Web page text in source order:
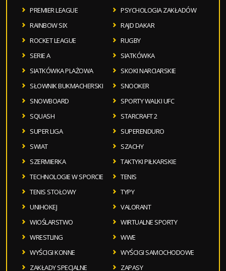
PREMIER LEAGUE
PSYCHOLOGIA ZAKŁADÓW
RAINBOW SIX
RAJD DAKAR
ROCKET LEAGUE
RUGBY
SERIE A
SIATKÓWKA
SIATKÓWKA PLAŻOWA
SKOKI NARCIARSKIE
SŁOWNIK BUKMACHERSKI
SNOOKER
SNOWBOARD
SPORTY WALKI UFC
SQUASH
STARCRAFT 2
SUPER LIGA
SUPERENDURO
SWIAT
SZACHY
SZERMIERKA
TAKTYKI PIŁKARSKIE
TECHNOLOGIE W SPORCIE
TENIS
TENIS STOŁOWY
TYPY
UNIHOKEJ
VALORANT
WIOŚLARSTWO
WIRTUALNE SPORTY
WRESTLING
WWE
WYŚCIGI KONNE
WYŚCIGI SAMOCHODOWE
ZAKŁADY SPECJALNE
ZAPASY